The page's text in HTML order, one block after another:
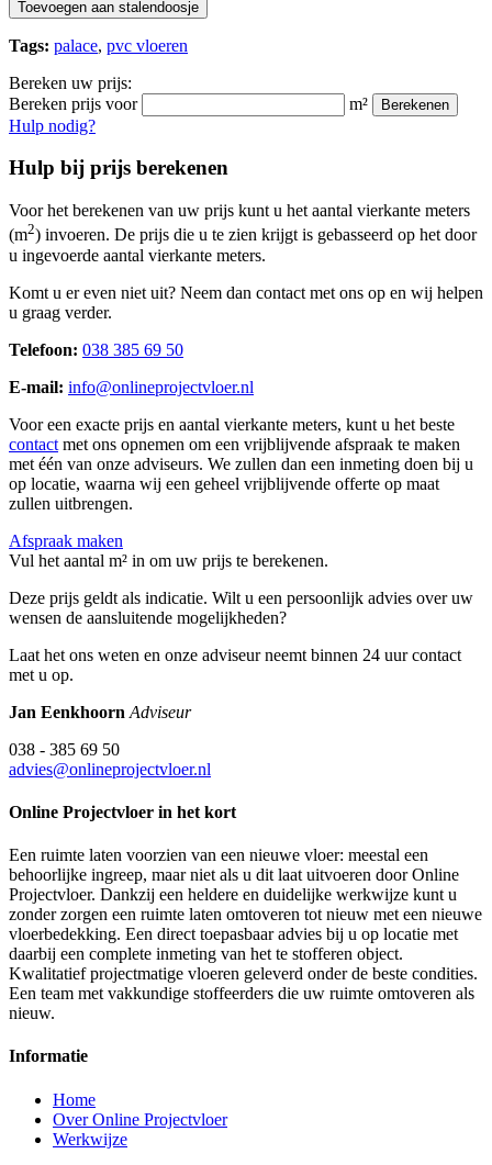
Toevoegen aan stalendoosje
Tags: palace, pvc vloeren
Bereken uw prijs:
Bereken prijs voor
m² Berekenen
Hulp nodig?
Hulp bij prijs berekenen
Voor het berekenen van uw prijs kunt u het aantal vierkante meters
(m2) invoeren. De prijs die u te zien krijgt is gebasseerd op het door
u ingevoerde aantal vierkante meters.
Komt u er even niet uit? Neem dan contact met ons op en wij helpen
u graag verder.
Telefoon: 038 385 69 50
E-mail: info@onlineprojectvloer.nl
Voor een exacte prijs en aantal vierkante meters, kunt u het beste
contact met ons opnemen om een vrijblijvende afspraak te maken
met één van onze adviseurs. We zullen dan een inmeting doen bij u
op locatie, waarna wij een geheel vrijblijvende offerte op maat
zullen uitbrengen.
Afspraak maken
Vul het aantal m² in om uw prijs te berekenen.
Deze prijs geldt als indicatie. Wilt u een persoonlijk advies over uw
wensen de aansluitende mogelijkheden?
Laat het ons weten en onze adviseur neemt binnen 24 uur contact
met u op.
Jan Eenkhoorn Adviseur
038 - 385 69 50
advies@onlineprojectvloer.nl
Online Projectvloer in het kort
Een ruimte laten voorzien van een nieuwe vloer: meestal een
behoorlijke ingreep, maar niet als u dit laat uitvoeren door Online
Projectvloer. Dankzij een heldere en duidelijke werkwijze kunt u
zonder zorgen een ruimte laten omtoveren tot nieuw met een nieuwe
vloerbedekking. Een direct toepasbaar advies bij u op locatie met
daarbij een complete inmeting van het te stofferen object.
Kwalitatief projectmatige vloeren geleverd onder de beste condities.
Een team met vakkundige stoffeerders die uw ruimte omtoveren als
nieuw.
Informatie
Home
Over Online Projectvloer
Werkwijze